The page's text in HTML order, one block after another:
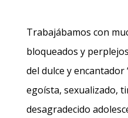
Trabajábamos con
bloqueados y
del dulce y
egoísta, sexualizado,
desagradecido